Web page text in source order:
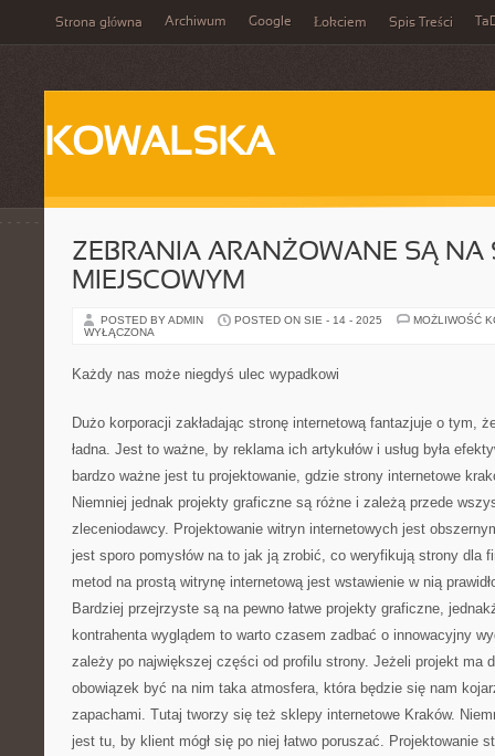
Strona główna Archiwum Google Łokciem Spis Treści
KOWALSKA
ZEBRANIA ARANŻOWANE SĄ NA
MIEJSCOWYM
POSTED BY ADMIN POSTED ON SIE - 14 - 2025
MOŻLIWOŚĆ
WYŁĄCZONA
Każdy nas może niegdyś ulec wypadkowi
Dużo korporacji zakładając stronę internetową fantazjuje o tym,
ładna. Jest to ważne, by reklama ich artykułów i usług była
bardzo ważne jest tu projektowanie, gdzie strony internetowe
Niemniej jednak projekty graficzne są różne i zależą przede
zleceniodawcy. Projektowanie witryn internetowych jest
jest sporo pomysłów na to jak ją zrobić, co weryfikują strony dla
metod na prostą witrynę internetową jest wstawienie w nią
Bardziej przejrzyste są na pewno łatwe projekty graficzne,
kontrahenta wyglądem to warto czasem zadbać o innowacyjny
zależy po największej części od profilu strony. Jeżeli projekt ma
obowiązek być na nim taka atmosfera, która będzie się nam
zapachami. Tutaj tworzy się też sklepy internetowe Kraków.
jest tu, by klient mógł się po niej łatwo poruszać. Projektowanie